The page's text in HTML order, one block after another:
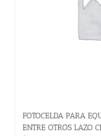
FOTOCELDA PARA
ENTRE OTROS LAZO